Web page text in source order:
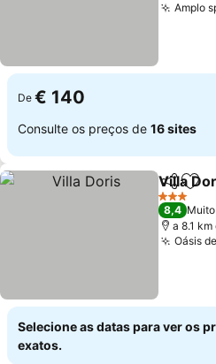
Amplo
De € 140
Consulte os preços de 16 sites
Partilhar
Villa
3 Estrelas
8,4
a 8.1
Oásis
Selecione as datas para ver os
exatos.